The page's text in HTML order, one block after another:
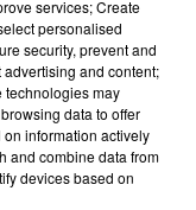
services; Create
personalised
security, prevent and
and content;
technologies may
data to offer
information actively
and combine data from
devices based on